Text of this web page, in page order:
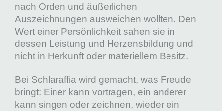
nach Orden und äußerlichen
Auszeichnungen ausweichen wollten. Den
Wert einer Persönlichkeit sahen sie in
dessen Leistung und Herzensbildung und
nicht in Herkunft oder materiellem Besitz.
Bei Schlaraffia wird gemacht, was Freude
bringt: Einer kann vortragen, ein anderer
kann singen oder zeichnen, wieder ein